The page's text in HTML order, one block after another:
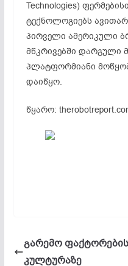
Technologies)
ტექნოლოგიებს
პირველი ამერიკული
მწკრივებში დარგული
პლატფორმიანი
დაიწყო.
წყარო:
გარემო
კულტურაზე